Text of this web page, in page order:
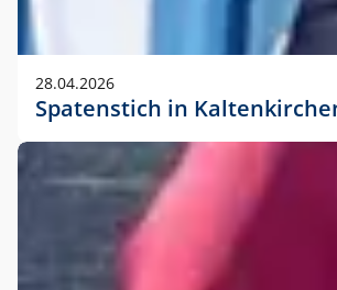
28.04.2026
Spatenstich in